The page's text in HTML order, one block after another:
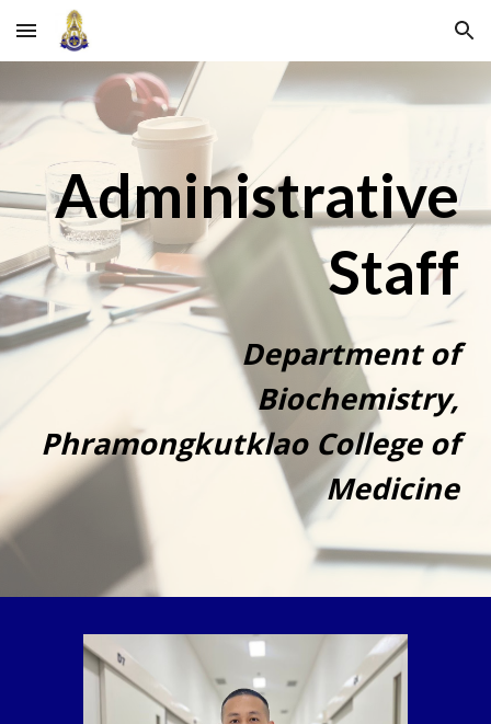
Skip to main content Skip to navigation
Administrative
Staff
Department of
Biochemistry,
Phramongkutklao College of
Medicine